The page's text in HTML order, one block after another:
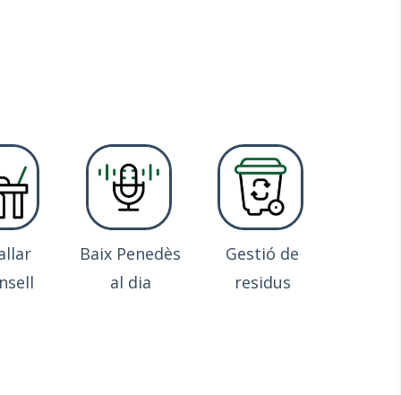
Baix Penedès
al dia
Gestió de
residus